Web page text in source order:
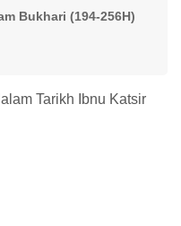
Bukhari (194-256H)
Tarikh Ibnu Katsir